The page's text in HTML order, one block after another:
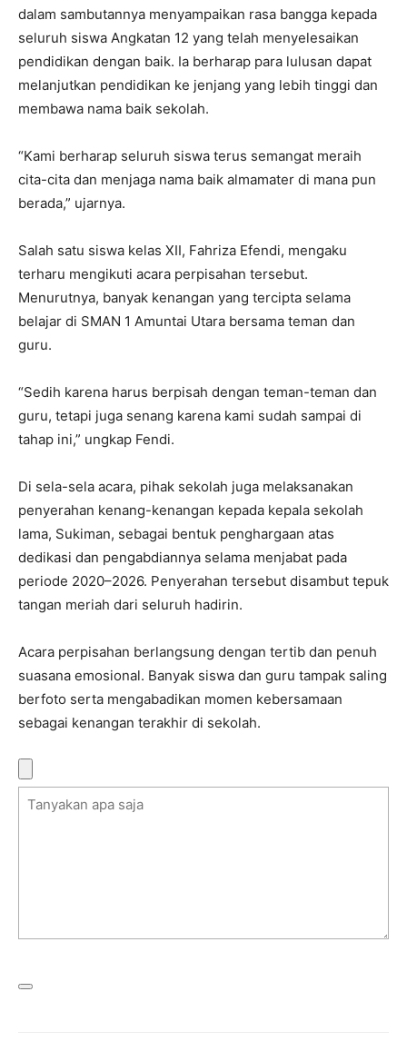
dalam sambutannya menyampaikan rasa bangga kepada
seluruh siswa Angkatan 12 yang telah menyelesaikan
pendidikan dengan baik. Ia berharap para lulusan dapat
melanjutkan pendidikan ke jenjang yang lebih tinggi dan
membawa nama baik sekolah.
“Kami berharap seluruh siswa terus semangat meraih
cita-cita dan menjaga nama baik almamater di mana pun
berada,” ujarnya.
Salah satu siswa kelas XII, Fahriza Efendi, mengaku
terharu mengikuti acara perpisahan tersebut.
Menurutnya, banyak kenangan yang tercipta selama
belajar di SMAN 1 Amuntai Utara bersama teman dan
guru.
“Sedih karena harus berpisah dengan teman-teman dan
guru, tetapi juga senang karena kami sudah sampai di
tahap ini,” ungkap Fendi.
Di sela-sela acara, pihak sekolah juga melaksanakan
penyerahan kenang-kenangan kepada kepala sekolah
lama, Sukiman, sebagai bentuk penghargaan atas
dedikasi dan pengabdiannya selama menjabat pada
periode 2020–2026. Penyerahan tersebut disambut tepuk
tangan meriah dari seluruh hadirin.
Acara perpisahan berlangsung dengan tertib dan penuh
suasana emosional. Banyak siswa dan guru tampak saling
berfoto serta mengabadikan momen kebersamaan
sebagai kenangan terakhir di sekolah.